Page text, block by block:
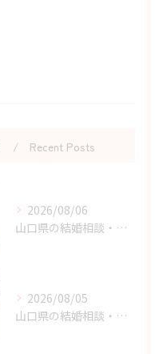
Recent Posts
2026/08/06
山口県の結婚相談・婚活の自己肯定感を高める実践アドバイス
2026/08/05
山口県の結婚相談・婚活の成功に直結する考え方の切り替え方